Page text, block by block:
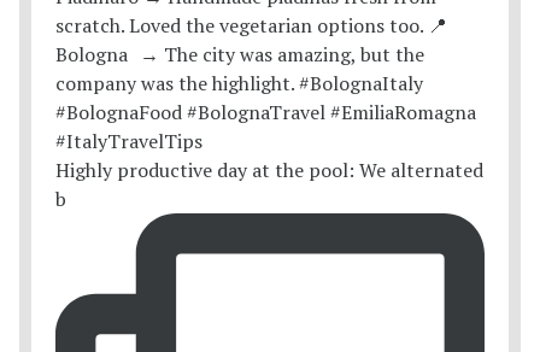
Highly productive day at the pool: We alternated
b